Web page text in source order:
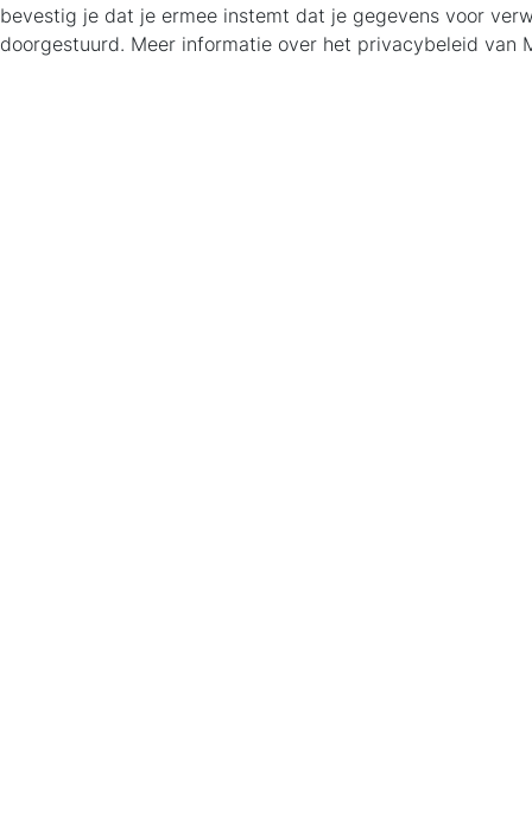
bevestig je dat je ermee instemt dat je gegevens voor
doorgestuurd. Meer informatie over het privacybeleid